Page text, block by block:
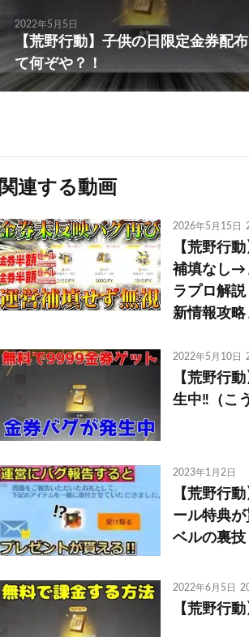
2022年5月5日
【荒野行動】子供の日限定金券配
て何ぞや？！
関連する動画
2026年5月15日
【荒野行
補填なし→
ラプロ解
新情報攻略
2022年5月10日
【荒野行
生中‼️（こ
2023年1月2日
【荒野行
ール特典
ベルの裏技
2022年6月5日
【荒野行